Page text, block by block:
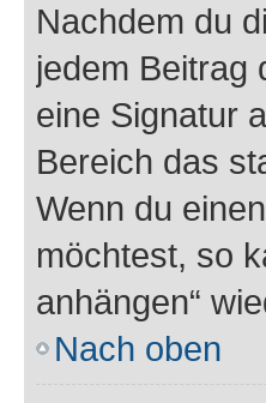
Nachdem du
jedem Beitrag
eine Signatur
Bereich das
Wenn du
möchtest, so
anhängen“
Nach oben